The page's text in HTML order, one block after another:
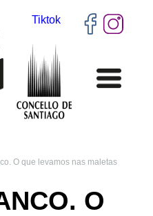
Tiktok
AQUÍ
O que levamos nas maletas
O